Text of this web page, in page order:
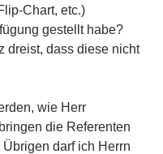
Chart, etc.)
gestellt habe?
dreist, dass diese nicht
wie Herr
die Referenten
darf ich Herrn